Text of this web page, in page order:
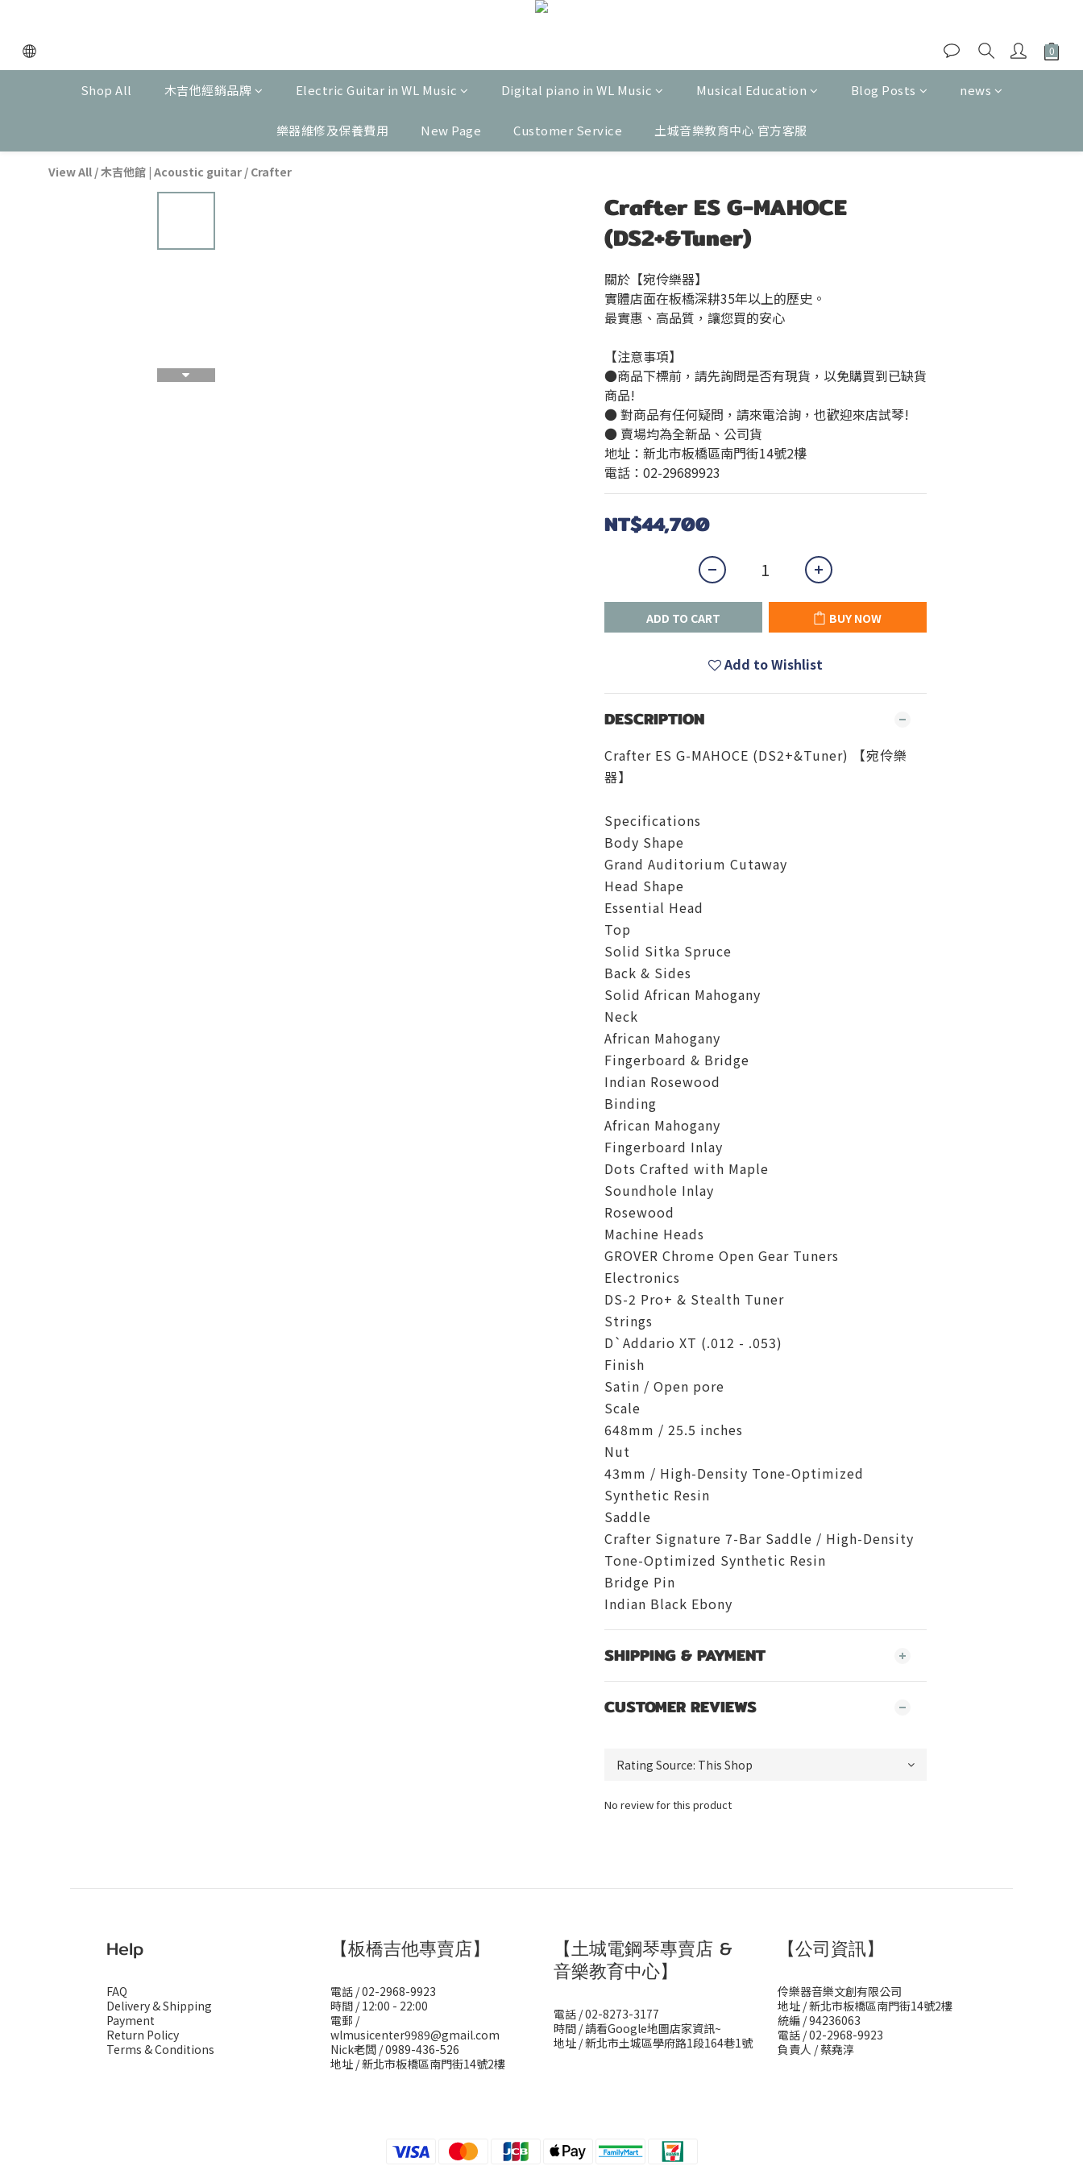
Shop All 木吉他經銷品牌 Electric Guitar in WL Music Digital piano in WL Music Musical Education Blog Posts news
樂器維修及保養費用 New Page Customer Service 土城音樂教育中心 官方客服
View All /木吉他館 | Acoustic guitar / Crafter
Crafter ES G-MAHOCE
(DS2+&Tuner)
關於【宛伶樂器】
實體店面在板橋深耕35年以上的歷史。
最實惠、高品質，讓您買的安心
【注意事項】
●商品下標前，請先詢問是否有現貨，以免購買到已缺貨
商品!
● 對商品有任何疑問，請來電洽詢，也歡迎來店試琴!
● 賣場均為全新品、公司貨
地址：新北市板橋區南門街14號2樓
電話：02-29689923
NT$44,700
ADD TO CART BUY NOW
Add to Wishlist
DESCRIPTION
Crafter ES G-MAHOCE (DS2+&Tuner) 【宛伶樂
器】
Specifications
Body Shape
Grand Auditorium Cutaway
Head Shape
Essential Head
Top
Solid Sitka Spruce
Back & Sides
Solid African Mahogany
Neck
African Mahogany
Fingerboard & Bridge
Indian Rosewood
Binding
African Mahogany
Fingerboard Inlay
Dots Crafted with Maple
Soundhole Inlay
Rosewood
Machine Heads
GROVER Chrome Open Gear Tuners
Electronics
DS-2 Pro+ & Stealth Tuner
Strings
D`Addario XT (.012 - .053)
Finish
Satin / Open pore
Scale
648mm / 25.5 inches
Nut
43mm / High-Density Tone-Optimized
Synthetic Resin
Saddle
Crafter Signature 7-Bar Saddle / High-Density
Tone-Optimized Synthetic Resin
Bridge Pin
Indian Black Ebony
SHIPPING & PAYMENT
CUSTOMER REVIEWS
No review for this product
Help
FAQ
Delivery & Shipping
Payment
Return Policy
Terms & Conditions
【板橋吉他專賣店】
電話 / 02-2968-9923
時間 / 12:00 - 22:00
電郵 /
wlmusicenter9989@gmail.com
Nick老闆 / 0989-436-526
地址 / 新北市板橋區南門街14號2樓
【土城電鋼琴專賣店 &
音樂教育中心】
電話 / 02-8273-3177
時間 / 請看Google地圖店家資訊~
地址 / 新北市土城區學府路1段164巷1號
【公司資訊】
伶樂器音樂文創有限公司
地址 / 新北市板橋區南門街14號2樓
統編 / 94236063
電話 / 02-2968-9923
負責人 / 蔡堯淳